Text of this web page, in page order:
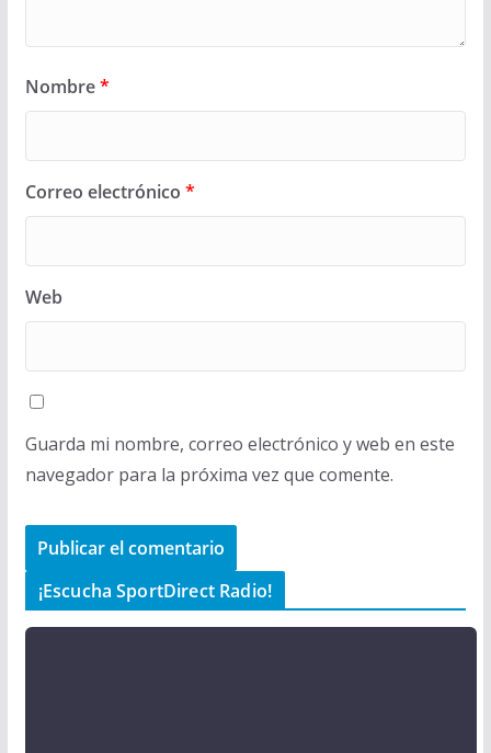
Nombre*
Correo electrónico *
Web
Guarda mi nombre, correo electrónico y web en este
navegador para la próxima vez que comente.
¡Escucha SportDirect Radio!